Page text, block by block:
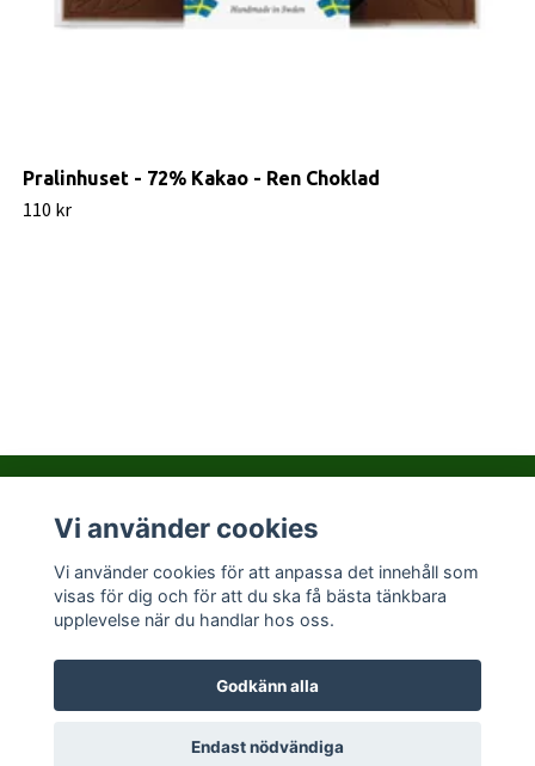
Pralinhuset - 72% Kakao - Ren Choklad
110 kr
Kontakta PralinHuset
Sociala medier
© 2026 Pralinhuset
Vi använder cookies
Vi använder cookies för att anpassa det innehåll som
visas för dig och för att du ska få bästa tänkbara
upplevelse när du handlar hos oss.
Godkänn alla
Endast nödvändiga